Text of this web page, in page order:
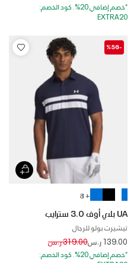
*خصم إضافي 20%. كود الخصم:
EXTRA20
-%56
+ 8
UA بلاي أوف 3.0 سترايب
تيشيرت بولو للرجال
139.00 ر.س Price reduced from
319.00 ر.س to
*خصم إضافي 20%. كود الخصم: